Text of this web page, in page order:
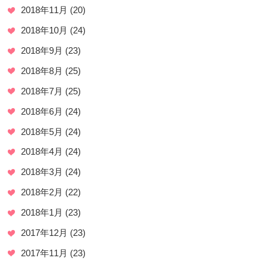
2018年11月 (20)
2018年10月 (24)
2018年9月 (23)
2018年8月 (25)
2018年7月 (25)
2018年6月 (24)
2018年5月 (24)
2018年4月 (24)
2018年3月 (24)
2018年2月 (22)
2018年1月 (23)
2017年12月 (23)
2017年11月 (23)